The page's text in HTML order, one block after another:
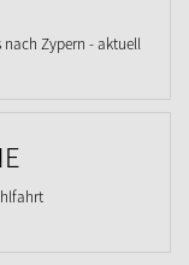
Zypern - aktuell